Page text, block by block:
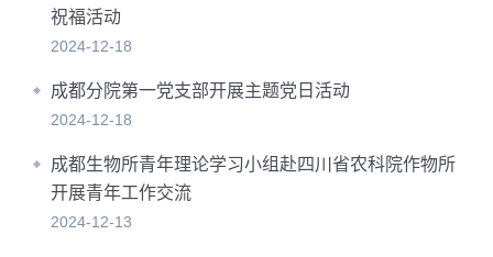
祝福活动
2024-12-18
成都分院第一党支部开展主题党日活动
2024-12-18
成都生物所青年理论学习小组赴四川省农科院作物所
开展青年工作交流
2024-12-13